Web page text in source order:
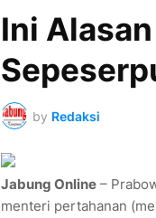
Ini
by Redaksi
Jabung Online–
menteri pertahanan